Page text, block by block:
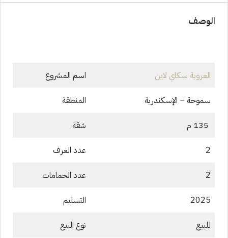
الوصف
العروبة سكاي لاين اسم المشروع
سموحة – الإسكندرية المنطقة
شقة
2 عدد الغرف
2 عدد الحمامات
2025 التسليم
للبيع نوع البيع